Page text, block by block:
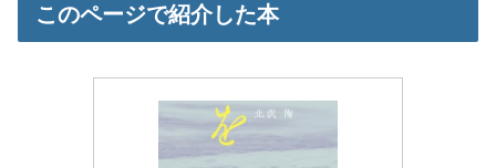
このページで紹介した本